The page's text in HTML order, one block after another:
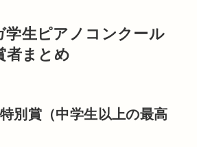
学生ピアノコンクール
まとめ
別賞（中学生以上の最高